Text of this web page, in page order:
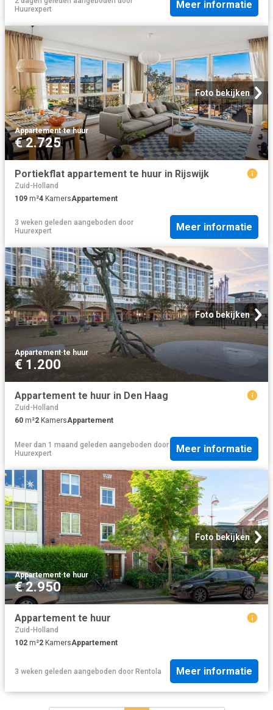
Huurexpert
Meer informatie
Foto bekijken
Appartement·te huur
€ 2.725
Portiekflat appartement te huur in Rijswijk
Zuid-Holland
109 m²4 KamersAppartement
3 weken geleden aangeboden door
Huurexpert
Meer informatie
Foto bekijken
Appartement·te huur
€ 1.200
Appartement te huur in Den Haag
Zuid-Holland
60 m²2 KamersAppartement
Meer dan 1 maand geleden aangeboden door
Huurexpert
Meer informatie
Foto bekijken
Appartement·te huur
€ 2.950
Appartement te huur
Zuid-Holland
102 m²2 KamersAppartement
3 weken geleden aangeboden door Rentola Meer informatie